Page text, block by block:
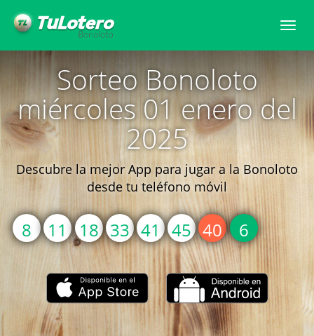
Sorteo Bonoloto
miércoles 01 enero del
2025
Descubre la mejor App para jugar a la Bonoloto
desde tu teléfono móvil
8 11 18 33 41 45 40 6